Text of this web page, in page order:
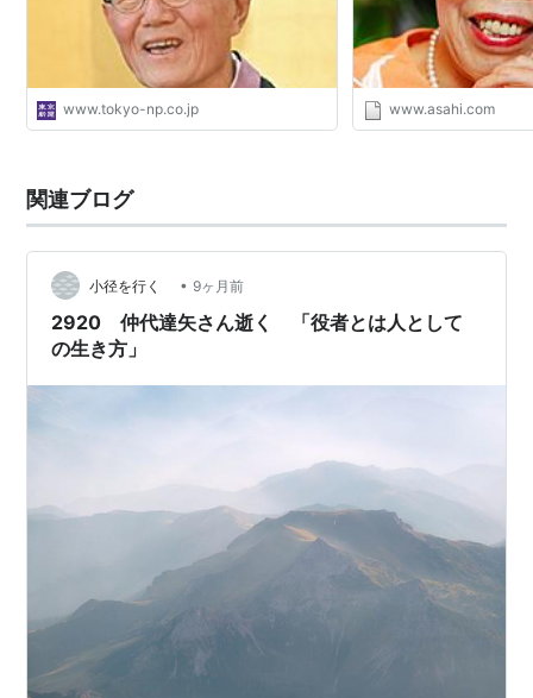
www.tokyo-np.co.jp www.asahi.com
関連ブログ
小径を行く • 9ヶ月前
2920 仲代達矢さん逝く 「役者とは人として
の生き方」